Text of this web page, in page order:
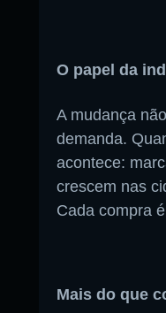
O papel da
A mudança
demanda.
acontece:
crescem nas
Cada compra
Mais do que